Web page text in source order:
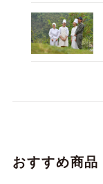
おすすめ商品